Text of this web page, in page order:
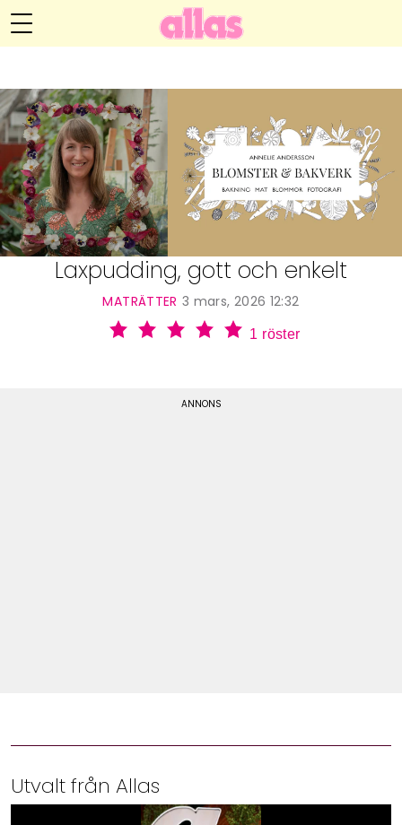
Hälsa
Relationer
Handarbete
Annelie Anderssons blogg
Hem
Om Annelie
Kategorier
Arkiv
Webshop
Laxpudding, gott och enkelt
MATRÄTTER 3 mars, 2026 12:32
1 röster
Utvalt från Allas